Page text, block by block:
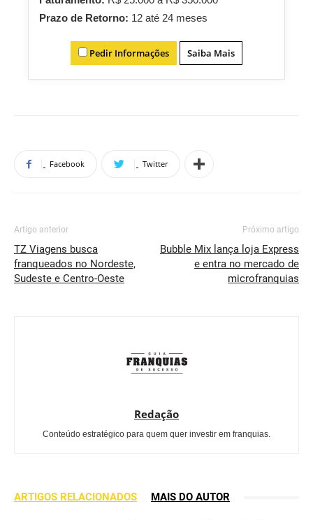
Prazo de Retorno: 12 até 24 meses
Pedir Informações Saiba Mais
Facebook Twitter
Artigo anterior
TZ Viagens busca
franqueados no Nordeste,
Sudeste e Centro-Oeste
Próximo artigo
Bubble Mix lança loja Express
e entra no mercado de
microfranquias
Redação
Conteúdo estratégico para quem quer investir em franquias.
ARTIGOS RELACIONADOS MAIS DO AUTOR